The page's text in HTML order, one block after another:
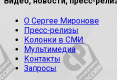
О Сергее Миронове
Пресс-релизы
Колонки в СМИ
Мультимедиа
Контакты
Запросы